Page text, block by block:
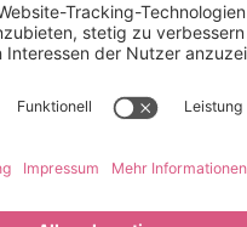
Presse